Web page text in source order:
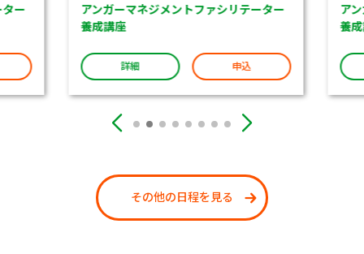
ー
アンガーマネジメントファシリテーター
養成講座
詳細 申込
ア
養成
その他の日程を見る